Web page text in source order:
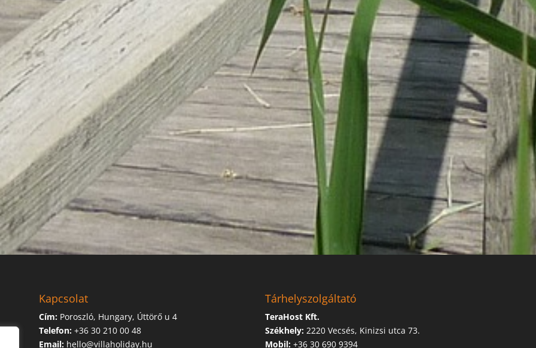
Kapcsolat
Cím: Poroszló, Hungary, Úttörő u 4
Telefon: +36 30 210 00 48
Email: hello@villaholiday.hu
Tárhelyszolgáltató
TeraHost Kft.
Székhely: 2220 Vecsés, Kinizsi utca 73.
Mobil: +36 30 690 9394